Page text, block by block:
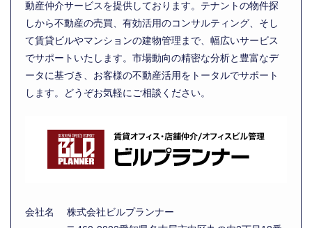
動産仲介サービスを提供しております。テナントの物件探
しから不動産の売買、有効活用のコンサルティング、そし
て賃貸ビルやマンションの建物管理まで、幅広いサービス
でサポートいたします。市場動向の精密な分析と豊富なデ
ータに基づき、お客様の不動産活用をトータルでサポート
します。どうぞお気軽にご相談ください。
会社名 株式会社ビルプランナー